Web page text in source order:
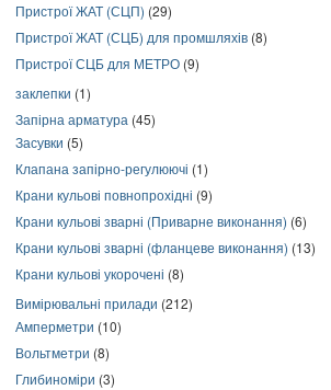
Пристрої ЖАТ (СЦП) (29)
Пристрої ЖАТ (СЦБ) для промшляхів (8)
Пристрої СЦБ для МЕТРО (9)
заклепки (1)
Запірна арматура (45)
Засувки (5)
Клапана запірно-регулюючі (1)
Крани кульові повнопрохідні (9)
Крани кульові зварні (Приварне виконання) (6)
Крани кульові зварні (фланцеве виконання) (13)
Крани кульові укорочені (8)
Вимірювальні прилади (212)
Амперметри (10)
Вольтметри (8)
Глибиноміри (3)